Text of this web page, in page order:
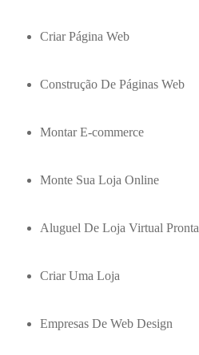
Criar Página Web
Construção De Páginas Web
Montar E-commerce
Monte Sua Loja Online
Aluguel De Loja Virtual Pronta
Criar Uma Loja
Empresas De Web Design